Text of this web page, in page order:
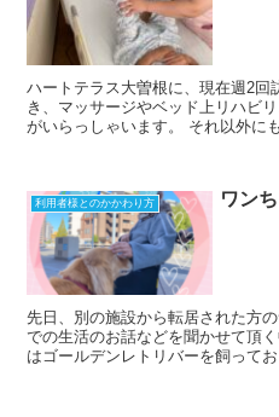
ハートテラス大曽根に、現在週2回
き、マッサージやベッド上リハビ
がいらっしゃいます。 それ以外に
利用者様とのかかわり方 ワン
先日、別の施設から転居された方
での生活のお話などを聞かせて頂
はゴールデンレトリバーを飼って